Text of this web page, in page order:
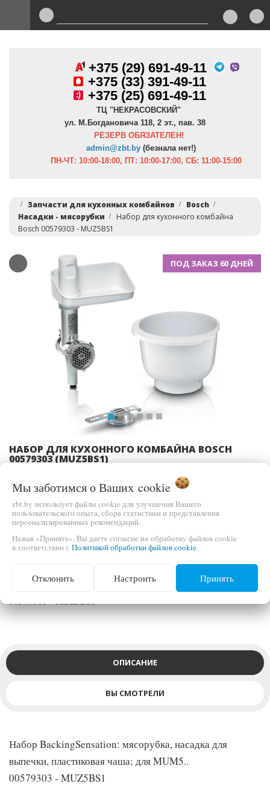
+375 (29) 691-49-11
+375 (33) 391-49-11
+375 (25) 691-49-11
ТЦ "НЕКРАСОВСКИЙ"
ул. М.Богдановича 118, 2 эт., пав. 38
РЕЗЕРВ ОБЯЗАТЕЛЕН!
admin@zbt.by (безнала нет!)
ПН-ЧТ: 10:00-18:00, ПТ: 10:00-17:00, СБ: 11:00-15:00
Запчасти для кухонных комбайнов
Bosch
Насадки - мясорубки
Набор для кухонного комбайна
Bosch 00579303 - MUZ5BS1
ПОД ЗАКАЗ 60 ДНЕЙ
Previous
НАБОР ДЛЯ КУХОННОГО КОМБАЙНА BOSCH
00579303 (MUZ5BS1)
Цену уточняйте
ЦЕНА
00579303 - MUZ5BS1
ОПИСАНИЕ
ВЫ СМОТРЕЛИ
Набор BackingSensation: мясорубка, насадка для
выпечки, пластиковая чаша; для MUM5..
00579303 - MUZ5BS1
Мы заботимся о Ваших cookie
zbt.by использует файлы cookie для улучшения Вашего
пользовательского опыта, сбора статистики и представления
персонализированных рекомендаций.
Нажав «Принять», Вы даете согласие на обработку файлов cookie
в соответствии с Политикой обработки файлов cookie.
Отклонить Настроить Принять